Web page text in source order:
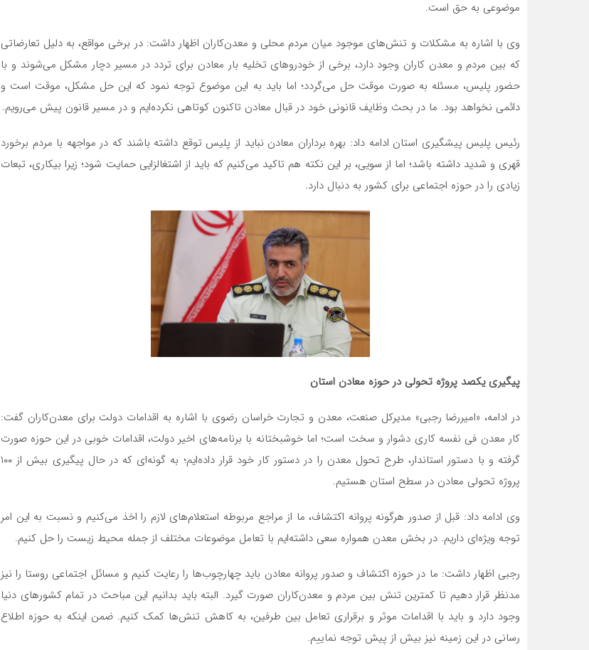
موضوعی به حق است.
وی با اشاره به مشکلات و تنش‌های موجود میان مردم محلی و معدن‌کاران اظهار داشت: در برخی مواقع، به دلیل تعارضاتی
که بین مردم و معدن کاران وجود دارد، برخی از خودروهای تخلیه بار معادن برای تردد در مسیر دچار مشکل می‌شوند و با
حضور پلیس، مسئله به صورت موقت حل می‌گردد؛ اما باید به این موضوع توجه نمود که این حل مشکل، موقت است و
دائمی نخواهد بود. ما در بحث وظایف قانونی خود در قبال معادن تاکنون کوتاهی نکرده‌ایم و در مسیر قانون پیش می‌رویم.
رئیس پلیس پیشگیری استان ادامه داد: بهره برداران معادن نباید از پلیس توقع داشته باشند که در مواجهه با مردم برخورد
قهری و شدید داشته باشد؛ اما از سویی، بر این نکته هم تاکید می‌کنیم که باید از اشتغالزایی حمایت شود؛ زیرا بیکاری، تبعات
زیادی را در حوزه اجتماعی برای کشور به دنبال دارد.
پیگیری یکصد پروژه تحولی در حوزه معادن استان
در ادامه، «امیررضا رجبی» مدیرکل صنعت، معدن و تجارت خراسان رضوی با اشاره به اقدامات دولت برای معدن‌کاران گفت:
کار معدن فی نفسه کاری دشوار و سخت است؛ اما خوشبختانه با برنامه‌های اخیر دولت، اقدامات خوبی در این حوزه صورت
گرفته و با دستور استاندار، طرح تحول معدن را در دستور کار خود قرار داده‌ایم؛ به گونه‌ای که در حال پیگیری بیش از ١٠٠
پروژه تحولی معادن در سطح استان هستیم.
وی ادامه داد: قبل از صدور هرگونه پروانه اکتشاف، ما از مراجع مربوطه استعلام‌های لازم را اخذ می‌کنیم و نسبت به این امر
توجه ویژه‌ای داریم. در بخش معدن همواره سعی داشته‌ایم با تعامل موضوعات مختلف از جمله محیط زیست را حل کنیم.
رجبی اظهار داشت: ما در حوزه اکتشاف و صدور پروانه معادن باید چهارچوب‌ها را رعایت کنیم و مسائل اجتماعی روستا را نیز
مدنظر قرار دهیم تا کمترین تنش بین مردم و معدن‌کاران صورت گیرد. البته باید بدانیم این مباحث در تمام کشورهای دنیا
وجود دارد و باید با اقدامات موثر و برقراری تعامل بین طرفین، به کاهش تنش‌ها کمک کنیم. ضمن اینکه به حوزه اطلاع
رسانی در این زمینه نیز بیش از پیش توجه نماییم.